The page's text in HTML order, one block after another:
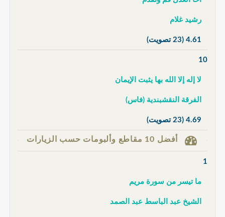
رشيد غلام
4.61 (23 تصويت)
10
لا إله إلا الله بها يثبت الإيمان
الفرقة النقشبندية (فاس)
4.69 (23 تصويت)
أفضل 10 مقاطع وألبومات حسب الزيارات
1
ما تيسر من سورة مريم
الشيخ عبد الباسط عبد الصمد